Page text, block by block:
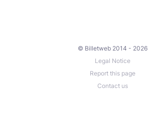
© Billetweb 2014 - 2026
Legal Notice
Report this page
Contact us